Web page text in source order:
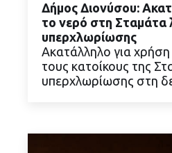
ΔΙΑΒΑΣΤΕ
Δήμος Διονύσου:
το νερό στη Σταμάτα
υπερχλωρίωσης
Ακατάλληλο για χρήση
τους κατοίκους της
υπερχλωρίωσης στη